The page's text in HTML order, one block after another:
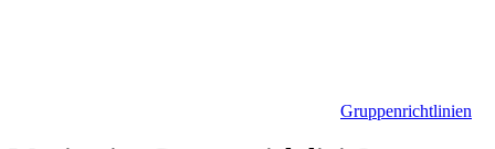
Gruppenrichtlinien